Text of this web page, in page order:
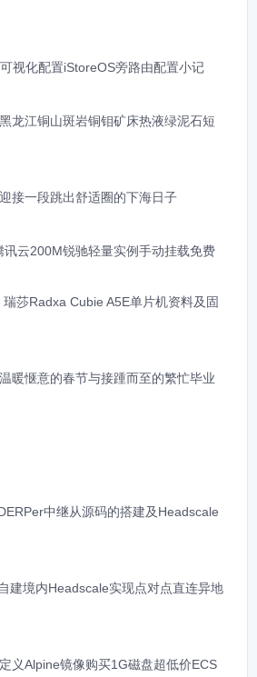
可视化配置iStoreOS旁路由配置小记
黑龙江铜山斑岩铜钼矿床热液绿泥石短
迎接一段跳出舒适圈的下海日子
讯云200M锐驰轻量实例手动挂载免费
瑞莎Radxa Cubie A5E单片机资料及固
温暖惬意的春节与接踵而至的繁忙毕业
中继从源码的搭建及Headscale
建境内Headscale实现点对点直连异地
定义Alpine镜像购买1G磁盘超低价ECS